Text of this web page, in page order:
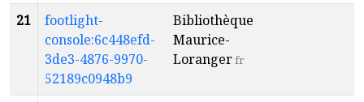
21
footlight-
console:6c448efd-
3de3-4876-9970-
52189c0948b9
Bibliothèque
Maurice-
Lorangerfr